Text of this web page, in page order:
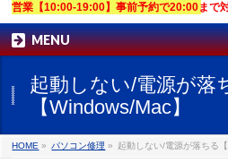
営業【10:00-19:00】事前予約で20:00まで
MENU
起動しない/電源が落
【Windows/Mac】
HOME » パソコン修理 » 起動しない/電源が落ちる